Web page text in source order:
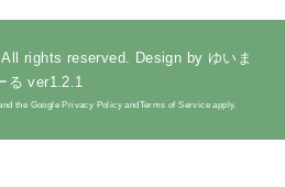
rights reserved. Design by ゆいま
る ver1.2.1
the Google Privacy Policy andTerms of Service apply.